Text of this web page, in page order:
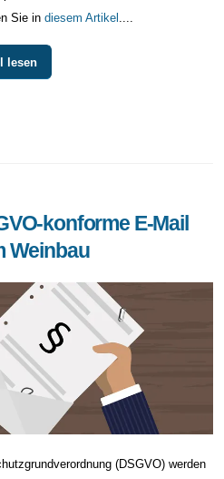
Sie in diesem Artikel ....
lesen
konforme E-Mail
Weinbau
(DSGVO) werden